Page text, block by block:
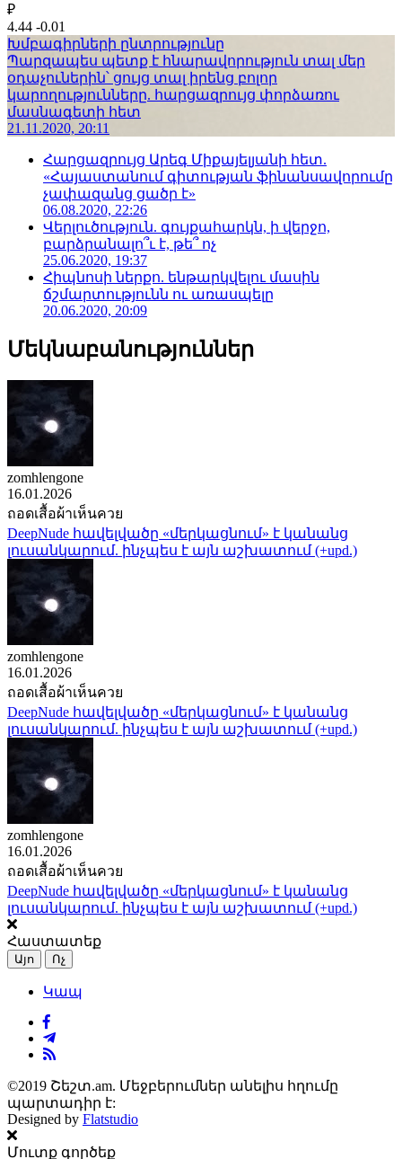
₽
4.44 -0.01
Խմբագիրների ընտրությունը
Պարզապես պետք է հնարավորություն տալ մեր
օդաչուներին՝ ցույց տալ իրենց բոլոր
կարողությունները. հարցազրույց փորձառու
մասնագետի հետ
21.11.2020, 20:11
Հարցազրույց Արեգ Միքայելյանի հետ.
«Հայաստանում գիտության ֆինանսավորումը
չափազանց ցածր է»
06.08.2020, 22:26
Վերլուծություն. գույքահարկն, ի վերջո,
բարձրանալո՞ւ է, թե՞ ոչ
25.06.2020, 19:37
Հիպնոսի ներքո. ենթարկվելու մասին
ճշմարտությունն ու առասպելը
20.06.2020, 20:09
Մեկնաբանություններ
zomhlengone
16.01.2026
ถอดเสื้อผ้าเห็นควย
DeepNude հավելվածը «մերկացնում» է կանանց
լուսանկարում. ինչպես է այն աշխատում (+upd.)
zomhlengone
16.01.2026
ถอดเสื้อผ้าเห็นควย
DeepNude հավելվածը «մերկացնում» է կանանց
լուսանկարում. ինչպես է այն աշխատում (+upd.)
zomhlengone
16.01.2026
ถอดเสื้อผ้าเห็นควย
DeepNude հավելվածը «մերկացնում» է կանանց
լուսանկարում. ինչպես է այն աշխատում (+upd.)
Հաստատեք
Այո Ոչ
Կապ
©2019 Շեշտ.am. Մեջբերումներ անելիս հղումը
պարտադիր է:
Designed by Flatstudio
Մուտք գործեք